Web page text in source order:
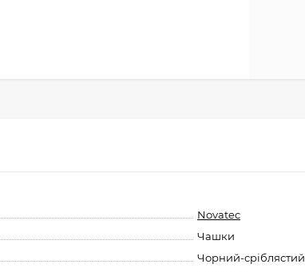
Novatec
Чашки
Чорний-сріблястий